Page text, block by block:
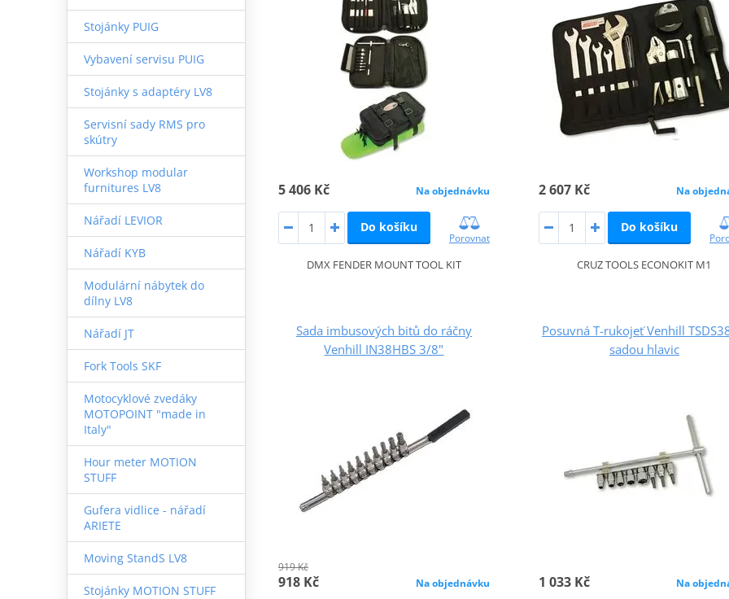
Stojánky PUIG
Vybavení servisu PUIG
Stojánky s adaptéry LV8
Servisní sady RMS pro
skútry
Workshop modular
furnitures LV8
Nářadí LEVIOR
Nářadí KYB
Modulární nábytek do
dílny LV8
Nářadí JT
Fork Tools SKF
Motocyklové zvedáky
MOTOPOINT "made in
Italy"
Hour meter MOTION
STUFF
Gufera vidlice - nářadí
ARIETE
Moving StandS LV8
Stojánky MOTION STUFF
5 406 Kč Na objednávku
Do košíku
Porovnat
DMX FENDER MOUNT TOOL KIT
2 607 Kč Na
Do košíku
CRUZ TOOLS ECONOKIT M1
Sada imbusových bitů do ráčny
Venhill IN38HBS 3/8"
919 Kč
918 Kč Na objednávku
Posuvná T-rukojeť Venhill
sadou hlavic
1 033 Kč Na